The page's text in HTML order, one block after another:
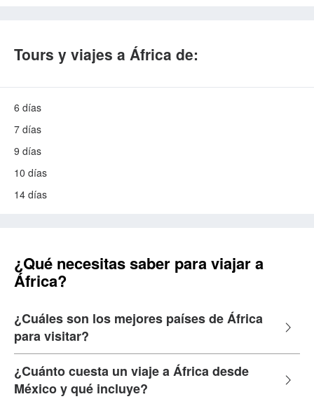
Tours y viajes a África de:
6 días
7 días
9 días
10 días
14 días
¿Qué necesitas saber para viajar a
África?
¿Cuáles son los mejores países de África
para visitar?
¿Cuánto cuesta un viaje a África desde
México y qué incluye?